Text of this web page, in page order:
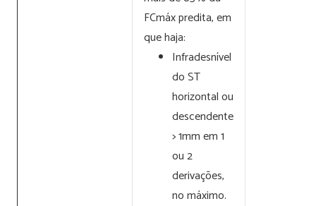
FCmáx predita, em
que haja:
Infradesnível
do ST
horizontal ou
descendente
> 1mm em 1
ou 2
derivações,
no máximo.